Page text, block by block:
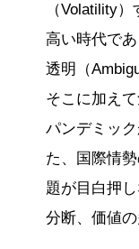
（Volatility
高い時代で
透明（
そこに加え
パンデミッ
た、国際情
題が目白押
分断、価値の